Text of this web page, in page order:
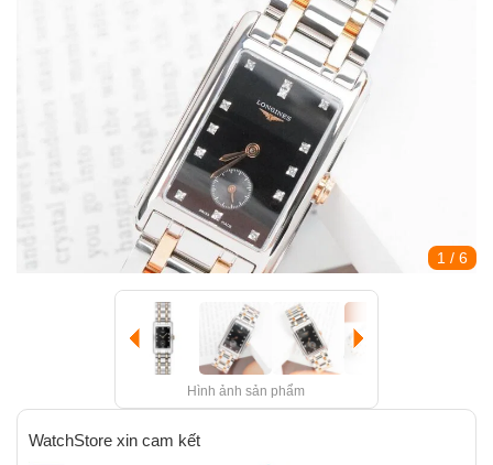
1 / 6
Hình ảnh sản phẩm
WatchStore xin cam kết